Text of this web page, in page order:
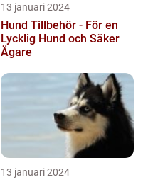
13 januari 2024
Hund Tillbehör - För en
Lycklig Hund och Säker
Ägare
13 januari 2024